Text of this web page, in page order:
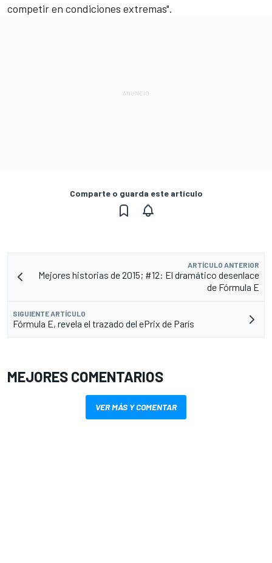
competir en condiciones extremas".
Comparte o guarda este artículo
ARTÍCULO ANTERIOR
Mejores historias de 2015; #12: El dramático desenlace
de Fórmula E
SIGUIENTE ARTÍCULO
Fórmula E, revela el trazado del ePrix de París
MEJORES COMENTARIOS
VER MÁS Y COMENTAR